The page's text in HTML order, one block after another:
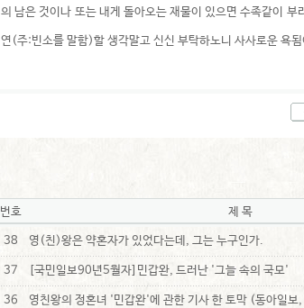
의 남은 것이나 또는 내게 돌아오는 재물이 있으면 수족같이
연(주:빈소를 말함)할 생각말고 신신 부탁하노니 사사로운 욕
번호 제 목
38 영(친)왕은 약혼자가 있었다는데, 그는 누구인가.
37 [국민일보90년5월자]민갑완, 드러난 '그늘 속의 국모'
36 영친왕의 정혼녀 '민갑완'에 관한 기사 한 토막 (동아일